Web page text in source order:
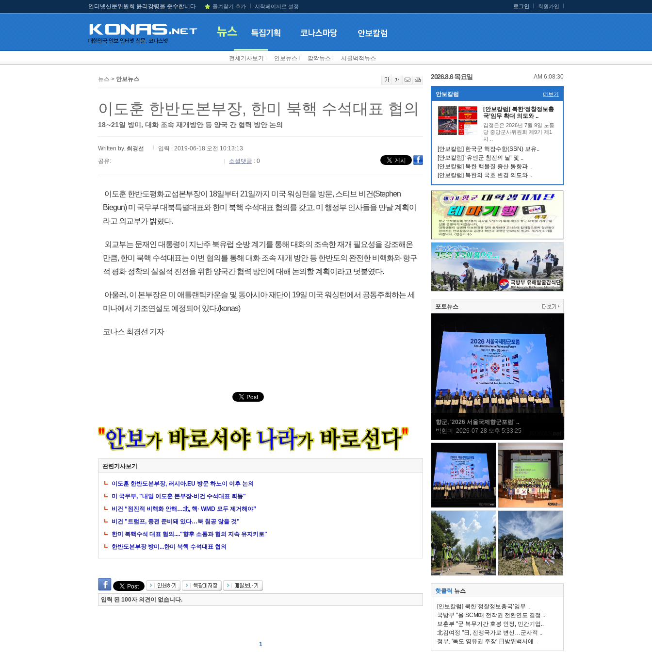
인터넷신문위원회 윤리강령을 준수합니다 즐겨찾기 추가 시작페이지로 설정 로그인 회원가입
전체기사보기 안보뉴스 깜짝뉴스 시끌벅적뉴스
뉴스 > 안보뉴스
이도훈 한반도본부장, 한미 북핵 수석대표 협의
18∼21일 방미, 대화 조속 재개방안 등 양국 간 협력 방안 논의
Written by. 최경선
입력 : 2019-06-18 오전 10:13:13
공유:
소셜댓글 : 0
이도훈 한반도평화교섭본부장이 18일부터 21일까지 미국 워싱턴을 방문, 스티브 비건(Stephen
Biegun) 미 국무부 대북특별대표와 한미 북핵 수석대표 협의를 갖고, 미 행정부 인사들을 만날 계획이
라고 외교부가 밝혔다.
외교부는 문재인 대통령이 지난주 북유럽 순방 계기를 통해 대화의 조속한 재개 필요성을 강조해온
만큼, 한미 북핵 수석대표는 이번 협의를 통해 대화 조속 재개 방안 등 한반도의 완전한 비핵화와 항구
적 평화 정착의 실질적 진전을 위한 양국간 협력 방안에 대해 논의할 계획이라고 덧붙였다.
아울러, 이 본부장은 미 애틀랜틱카운슬 및 동아시아 재단이 19일 미국 워싱턴에서 공동주최하는 세
미나에서 기조연설도 예정되어 있다.(konas)
코나스 최경선 기자
관련기사보기
이도훈 한반도본부장, 러시아.EU 방문 하노이 이후 논의
미 국무부, "내일 이도훈 본부장-비건 수석대표 회동"
비건 “점진적 비핵화 안해…北, 핵· WMD 모두 제거해야”
비건 "트럼프, 종전 준비돼 있다…북 침공 않을 것"
한미 북핵수석 대표 협의...."향후 소통과 협의 지속 유지키로"
한반도본부장 방미...한미 북핵 수석대표 협의
입력 된 100자 의견이 없습니다.
1
2026.8.6 목요일 AM 6:08:31
안보칼럼 더보기
[안보칼럼] 북한‘정찰정보총
국’임무 확대 의도와 ..
김정은은 2026년 7월 9일 노동
당 중앙군사위원회 제9기 제1
차 ..
[안보칼럼] 한국군 핵잠수함(SSN) 보유..
[안보칼럼] ‘유엔군 참전의 날’ 및 ..
[안보칼럼] 북한 핵물질 증산 동향과 ..
[안보칼럼] 북한의 국호 변경 의도와 ..
포토뉴스
향군, '2026 서울국제향군포럼' ..
박현미 2026-07-28 오후 5:33:25
핫클릭 뉴스
[안보칼럼] 북한‘정찰정보총국’임무 ..
국방부 "올 SCM때 전작권 전환연도 결정 ..
보훈부 "군 복무기간 호봉 인정, 민간기업..
北김여정 "日, 전쟁국가로 변신…군사적 ..
정부, '독도 영유권 주장' 日방위백서에 ..